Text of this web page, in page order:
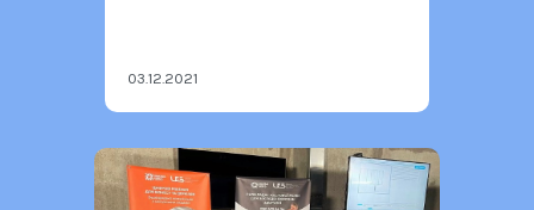
03.12.2021